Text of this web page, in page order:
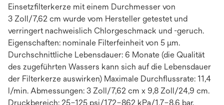
Einsetzfilterkerze mit einem Durchmesser von
3 Zoll/7,62 cm wurde vom Hersteller getestet und
verringert nachweislich Chlorgeschmack und -geruch.
Eigenschaften: nominale Filterfeinheit von 5 μm.
Durchschnittliche Lebensdauer: 6 Monate (die Qualität
des zugeführten Wassers kann sich auf die Lebensdauer
der Filterkerze auswirken) Maximale Durchflussrate: 11,4
l/min. Abmessungen: 3 Zoll/7,62 cm x 9,8 Zoll/24,9 cm.
Druckbereich: 25–125 psi/172–862 kPa/1,7–8,6 bar.